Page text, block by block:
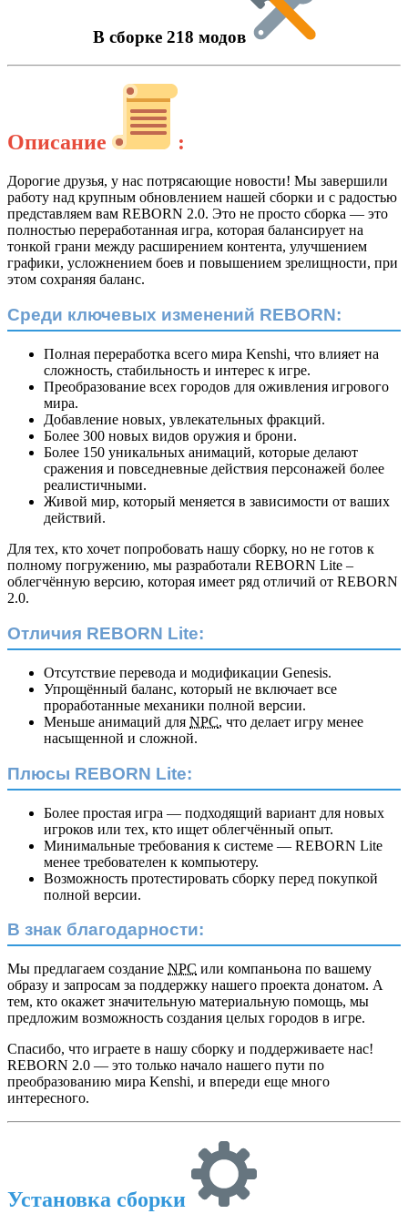
В сборке 218 модов
Описание :
Дорогие друзья, у нас потрясающие новости! Мы завершили
работу над крупным обновлением нашей сборки и с радостью
представляем вам REBORN 2.0. Это не просто сборка — это
полностью переработанная игра, которая балансирует на
тонкой грани между расширением контента, улучшением
графики, усложнением боев и повышением зрелищности, при
этом сохраняя баланс.
Среди ключевых изменений REBORN:
Полная переработка всего мира Kenshi, что влияет на
сложность, стабильность и интерес к игре.
Преобразование всех городов для оживления игрового
мира.
Добавление новых, увлекательных фракций.
Более 300 новых видов оружия и брони.
Более 150 уникальных анимаций, которые делают
сражения и повседневные действия персонажей более
реалистичными.
Живой мир, который меняется в зависимости от ваших
действий.
Для тех, кто хочет попробовать нашу сборку, но не готов к
полному погружению, мы разработали REBORN Lite –
облегчённую версию, которая имеет ряд отличий от REBORN
2.0.
Отличия REBORN Lite:
Отсутствие перевода и модификации Genesis.
Упрощённый баланс, который не включает все
проработанные механики полной версии.
Меньше анимаций для NPC, что делает игру менее
насыщенной и сложной.
Плюсы REBORN Lite:
Более простая игра — подходящий вариант для новых
игроков или тех, кто ищет облегчённый опыт.
Минимальные требования к системе — REBORN Lite
менее требователен к компьютеру.
Возможность протестировать сборку перед покупкой
полной версии.
В знак благодарности:
Мы предлагаем создание NPC или компаньона по вашему
образу и запросам за поддержку нашего проекта донатом. А
тем, кто окажет значительную материальную помощь, мы
предложим возможность создания целых городов в игре.
Спасибо, что играете в нашу сборку и поддерживаете нас!
REBORN 2.0 — это только начало нашего пути по
преобразованию мира Kenshi, и впереди еще много
интересного.
Установка сборки